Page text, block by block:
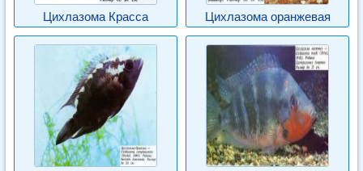
Цихлазома Красса Цихлазома оранжевая